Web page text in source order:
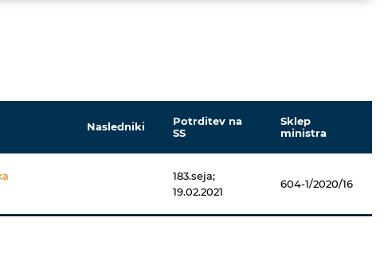
Nasledniki
Potrditev na
SS
Sklep
ministra
183.seja;
19.02.2021
604-1/2020/16